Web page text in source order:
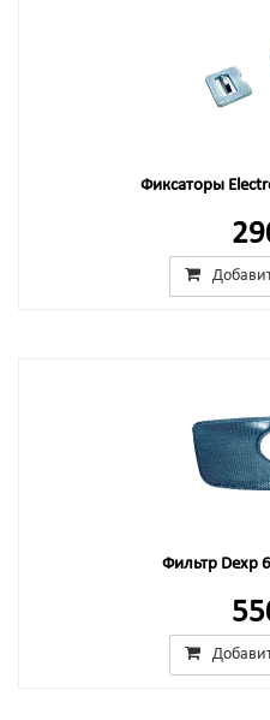
Фиксаторы
Фильтр Dexp